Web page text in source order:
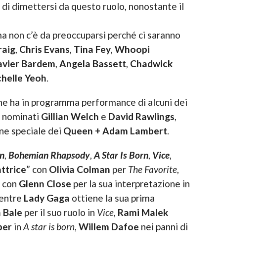
dimettersi da questo ruolo, nonostante il
c’è da preoccuparsi perché ci saranno
, Chris Evans, Tina Fey, Whoopi
Bardem, Angela Bassett, Chadwick
Yeoh.
ha in programma performance di alcuni dei
nominati Gillian Welch e David Rawlings,
speciale dei Queen + Adam Lambert.
, Bohemian Rhapsody, A Star Is Born, Vice,
” con Olivia Colman per The Favorite,
con Glenn Close per la sua interpretazione in
Lady Gaga ottiene la sua prima
Bale per il suo ruolo in Vice, Rami Malek
in A star is born, Willem Dafoe nei panni di